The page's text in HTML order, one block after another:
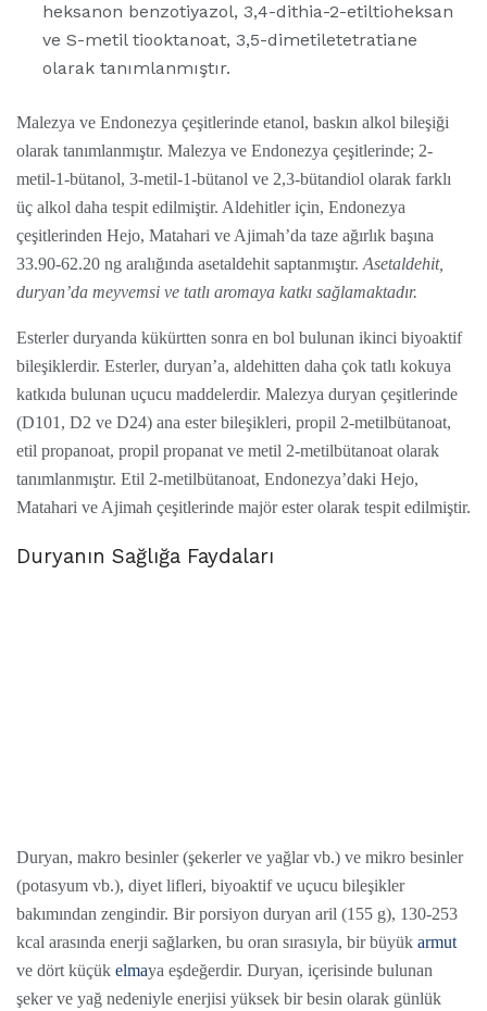
heksanon benzotiyazol, 3,4-dithia-2-etiltioheksan
ve S-metil tiooktanoat, 3,5-dimetiletetratiane
olarak tanımlanmıştır.
Malezya ve Endonezya çeşitlerinde etanol, baskın alkol bileşiği
olarak tanımlanmıştır. Malezya ve Endonezya çeşitlerinde; 2-
metil-1-bütanol, 3-metil-1-bütanol ve 2,3-bütandiol olarak farklı
üç alkol daha tespit edilmiştir. Aldehitler için, Endonezya
çeşitlerinden Hejo, Matahari ve Ajimah’da taze ağırlık başına
33.90-62.20 ng aralığında asetaldehit saptanmıştır. Asetaldehit,
duryan’da meyvemsi ve tatlı aromaya katkı sağlamaktadır.
Esterler duryanda kükürtten sonra en bol bulunan ikinci biyoaktif
bileşiklerdir. Esterler, duryan’a, aldehitten daha çok tatlı kokuya
katkıda bulunan uçucu maddelerdir. Malezya duryan çeşitlerinde
(D101, D2 ve D24) ana ester bileşikleri, propil 2-metilbütanoat,
etil propanoat, propil propanat ve metil 2-metilbütanoat olarak
tanımlanmıştır. Etil 2-metilbütanoat, Endonezya’daki Hejo,
Matahari ve Ajimah çeşitlerinde majör ester olarak tespit edilmiştir.
Duryanın Sağlığa Faydaları
Duryan, makro besinler (şekerler ve yağlar vb.) ve mikro besinler
(potasyum vb.), diyet lifleri, biyoaktif ve uçucu bileşikler
bakımından zengindir. Bir porsiyon duryan aril (155 g), 130-253
kcal arasında enerji sağlarken, bu oran sırasıyla, bir büyük armut
ve dört küçük elmaya eşdeğerdir. Duryan, içerisinde bulunan
şeker ve yağ nedeniyle enerjisi yüksek bir besin olarak günlük